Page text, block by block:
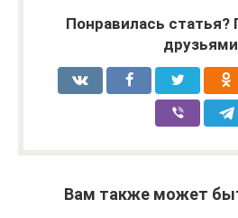
Понравилась статья?
Вам также может